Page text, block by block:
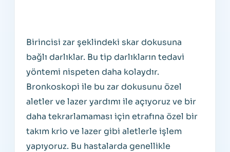
Birincisi zar şeklindeki skar dokusuna
bağlı darlıklar. Bu tip darlıkların tedavi
yöntemi nispeten daha kolaydır.
Bronkoskopi ile bu zar dokusunu özel
aletler ve lazer yardımı ile açıyoruz ve bir
daha tekrarlamaması için etrafına özel bir
takım krio ve lazer gibi aletlerle işlem
yapıyoruz. Bu hastalarda genellikle